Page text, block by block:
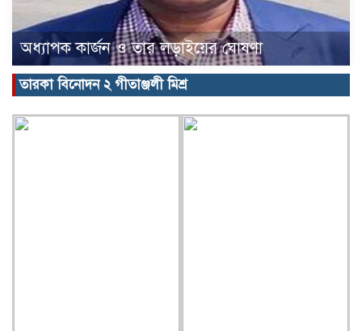
অধ্যাপক কার্জন ও তার লড়াইয়ের ঘোষণা
তারকা বিনোদন ২ গীতাঞ্জলী মিশ্র